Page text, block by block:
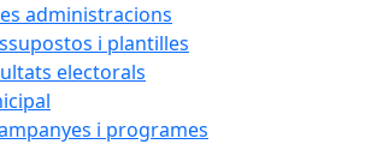
administracions
i plantilles
electorals
i programes